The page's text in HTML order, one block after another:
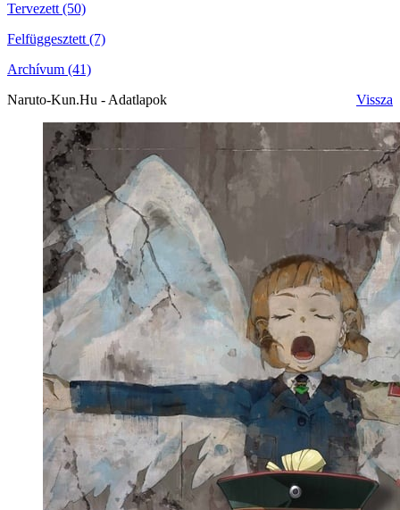
Tervezett (50)
Felfüggesztett (7)
Archívum (41)
Naruto-Kun.Hu - Adatlapok
Vissza